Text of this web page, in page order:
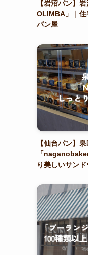
【岩沼パン】
OLIMBA」｜住
パン屋
【仙台パン】
「
り美しいサン